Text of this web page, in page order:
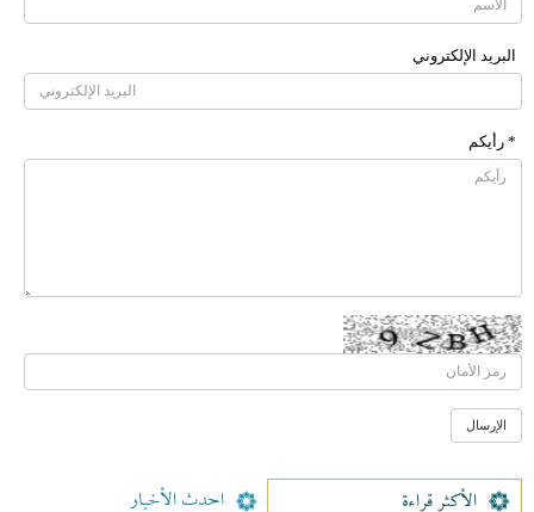
البرید الإلکتروني
* رأیکم
الأکثر قراءة احدث الأخبار